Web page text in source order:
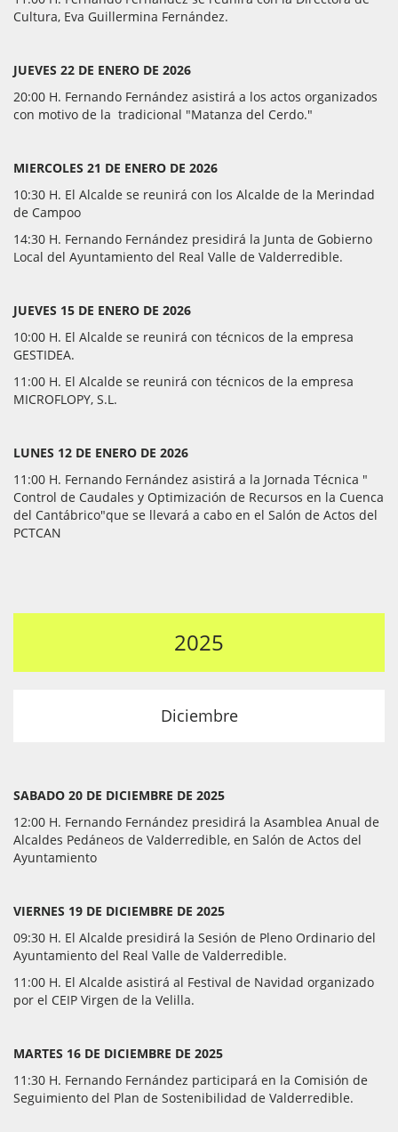
Cultura, Eva Guillermina Fernández.
JUEVES 22 DE ENERO DE 2026
20:00 H. Fernando Fernández asistirá a los actos organizados
con motivo de la tradicional "Matanza del Cerdo."
MIERCOLES 21 DE ENERO DE 2026
10:30 H. El Alcalde se reunirá con los Alcalde de la Merindad
de Campoo
14:30 H. Fernando Fernández presidirá la Junta de Gobierno
Local del Ayuntamiento del Real Valle de Valderredible.
JUEVES 15 DE ENERO DE 2026
10:00 H. El Alcalde se reunirá con técnicos de la empresa
GESTIDEA.
11:00 H. El Alcalde se reunirá con técnicos de la empresa
MICROFLOPY, S.L.
LUNES 12 DE ENERO DE 2026
11:00 H. Fernando Fernández asistirá a la Jornada Técnica "
Control de Caudales y Optimización de Recursos en la Cuenca
del Cantábrico"que se llevará a cabo en el Salón de Actos del
PCTCAN
2025
Diciembre
SABADO 20 DE DICIEMBRE DE 2025
12:00 H. Fernando Fernández presidirá la Asamblea Anual de
Alcaldes Pedáneos de Valderredible, en Salón de Actos del
Ayuntamiento
VIERNES 19 DE DICIEMBRE DE 2025
09:30 H. El Alcalde presidirá la Sesión de Pleno Ordinario del
Ayuntamiento del Real Valle de Valderredible.
11:00 H. El Alcalde asistirá al Festival de Navidad organizado
por el CEIP Virgen de la Velilla.
MARTES 16 DE DICIEMBRE DE 2025
11:30 H. Fernando Fernández participará en la Comisión de
Seguimiento del Plan de Sostenibilidad de Valderredible.